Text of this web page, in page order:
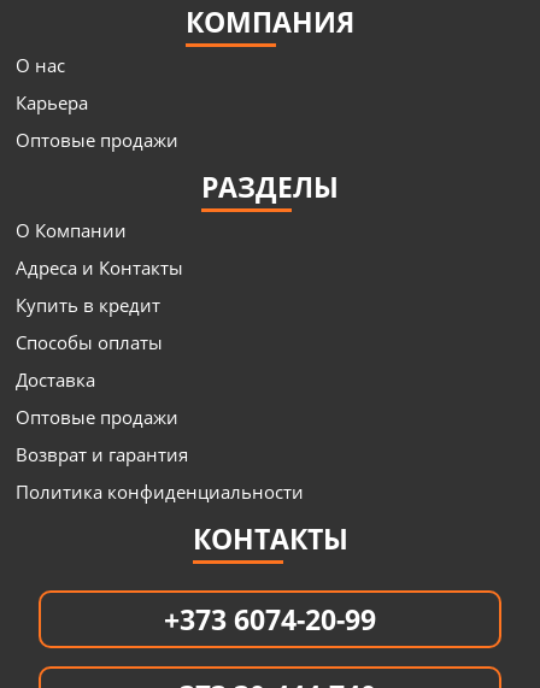
КОМПАНИЯ
О нас
Карьера
Оптовые продажи
РАЗДЕЛЫ
О Компании
Адреса и Контакты
Купить в кредит
Способы оплаты
Доставка
Оптовые продажи
Возврат и гарантия
Политика конфиденциальности
КОНТАКТЫ
+373 6074-20-99